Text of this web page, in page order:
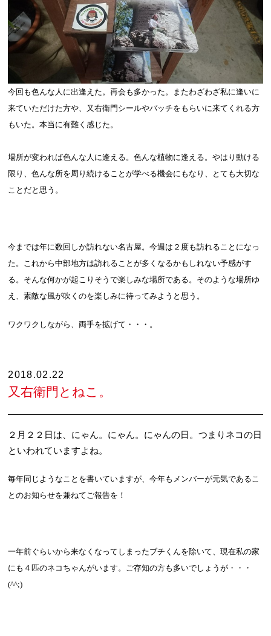
今回も色んな人に出逢えた。再会も多かった。またわざわざ私に逢いに
来ていただけた方や、又右衛門シールやバッチをもらいに来てくれる方
もいた。本当に有難く感じた。
場所が変われば色んな人に逢える。色んな植物に逢える。やはり動ける
限り、色んな所を周り続けることが学べる機会にもなり、とても大切な
ことだと思う。
今までは年に数回しか訪れない名古屋。今週は２度も訪れることになっ
た。これから中部地方は訪れることが多くなるかもしれない予感がす
る。そんな何かが起こりそうで楽しみな場所である。そのような場所ゆ
え、素敵な風が吹くのを楽しみに待ってみようと思う。
ワクワクしながら、両手を拡げて・・・。
2018.02.22
又右衛門とねこ。
２月２２日は、にゃん。にゃん。にゃんの日。つまりネコの日
といわれていますよね。
毎年同じようなことを書いていますが、今年もメンバーが元気であるこ
とのお知らせを兼ねてご報告を！
一年前ぐらいから来なくなってしまったブチくんを除いて、現在私の家
にも４匹のネコちゃんがいます。ご存知の方も多いでしょうが・・・
(^^;)